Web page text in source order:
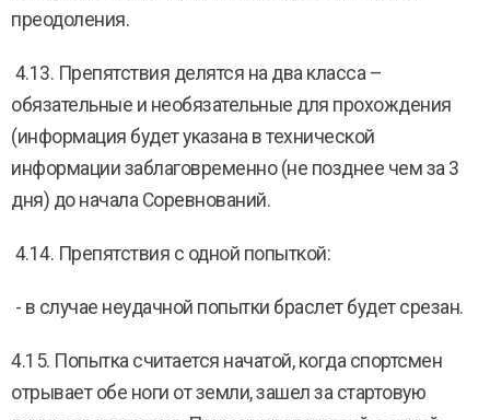
преодоления.
4.13. Препятствия делятся на два класса –
обязательные и необязательные для прохождения
(информация будет указана в технической
информации заблаговременно (не позднее чем за 3
дня) до начала Соревнований.
4.14. Препятствия с одной попыткой:
- в случае неудачной попытки браслет будет срезан.
4.15. Попытка считается начатой, когда спортсмен
отрывает обе ноги от земли, зашел за стартовую